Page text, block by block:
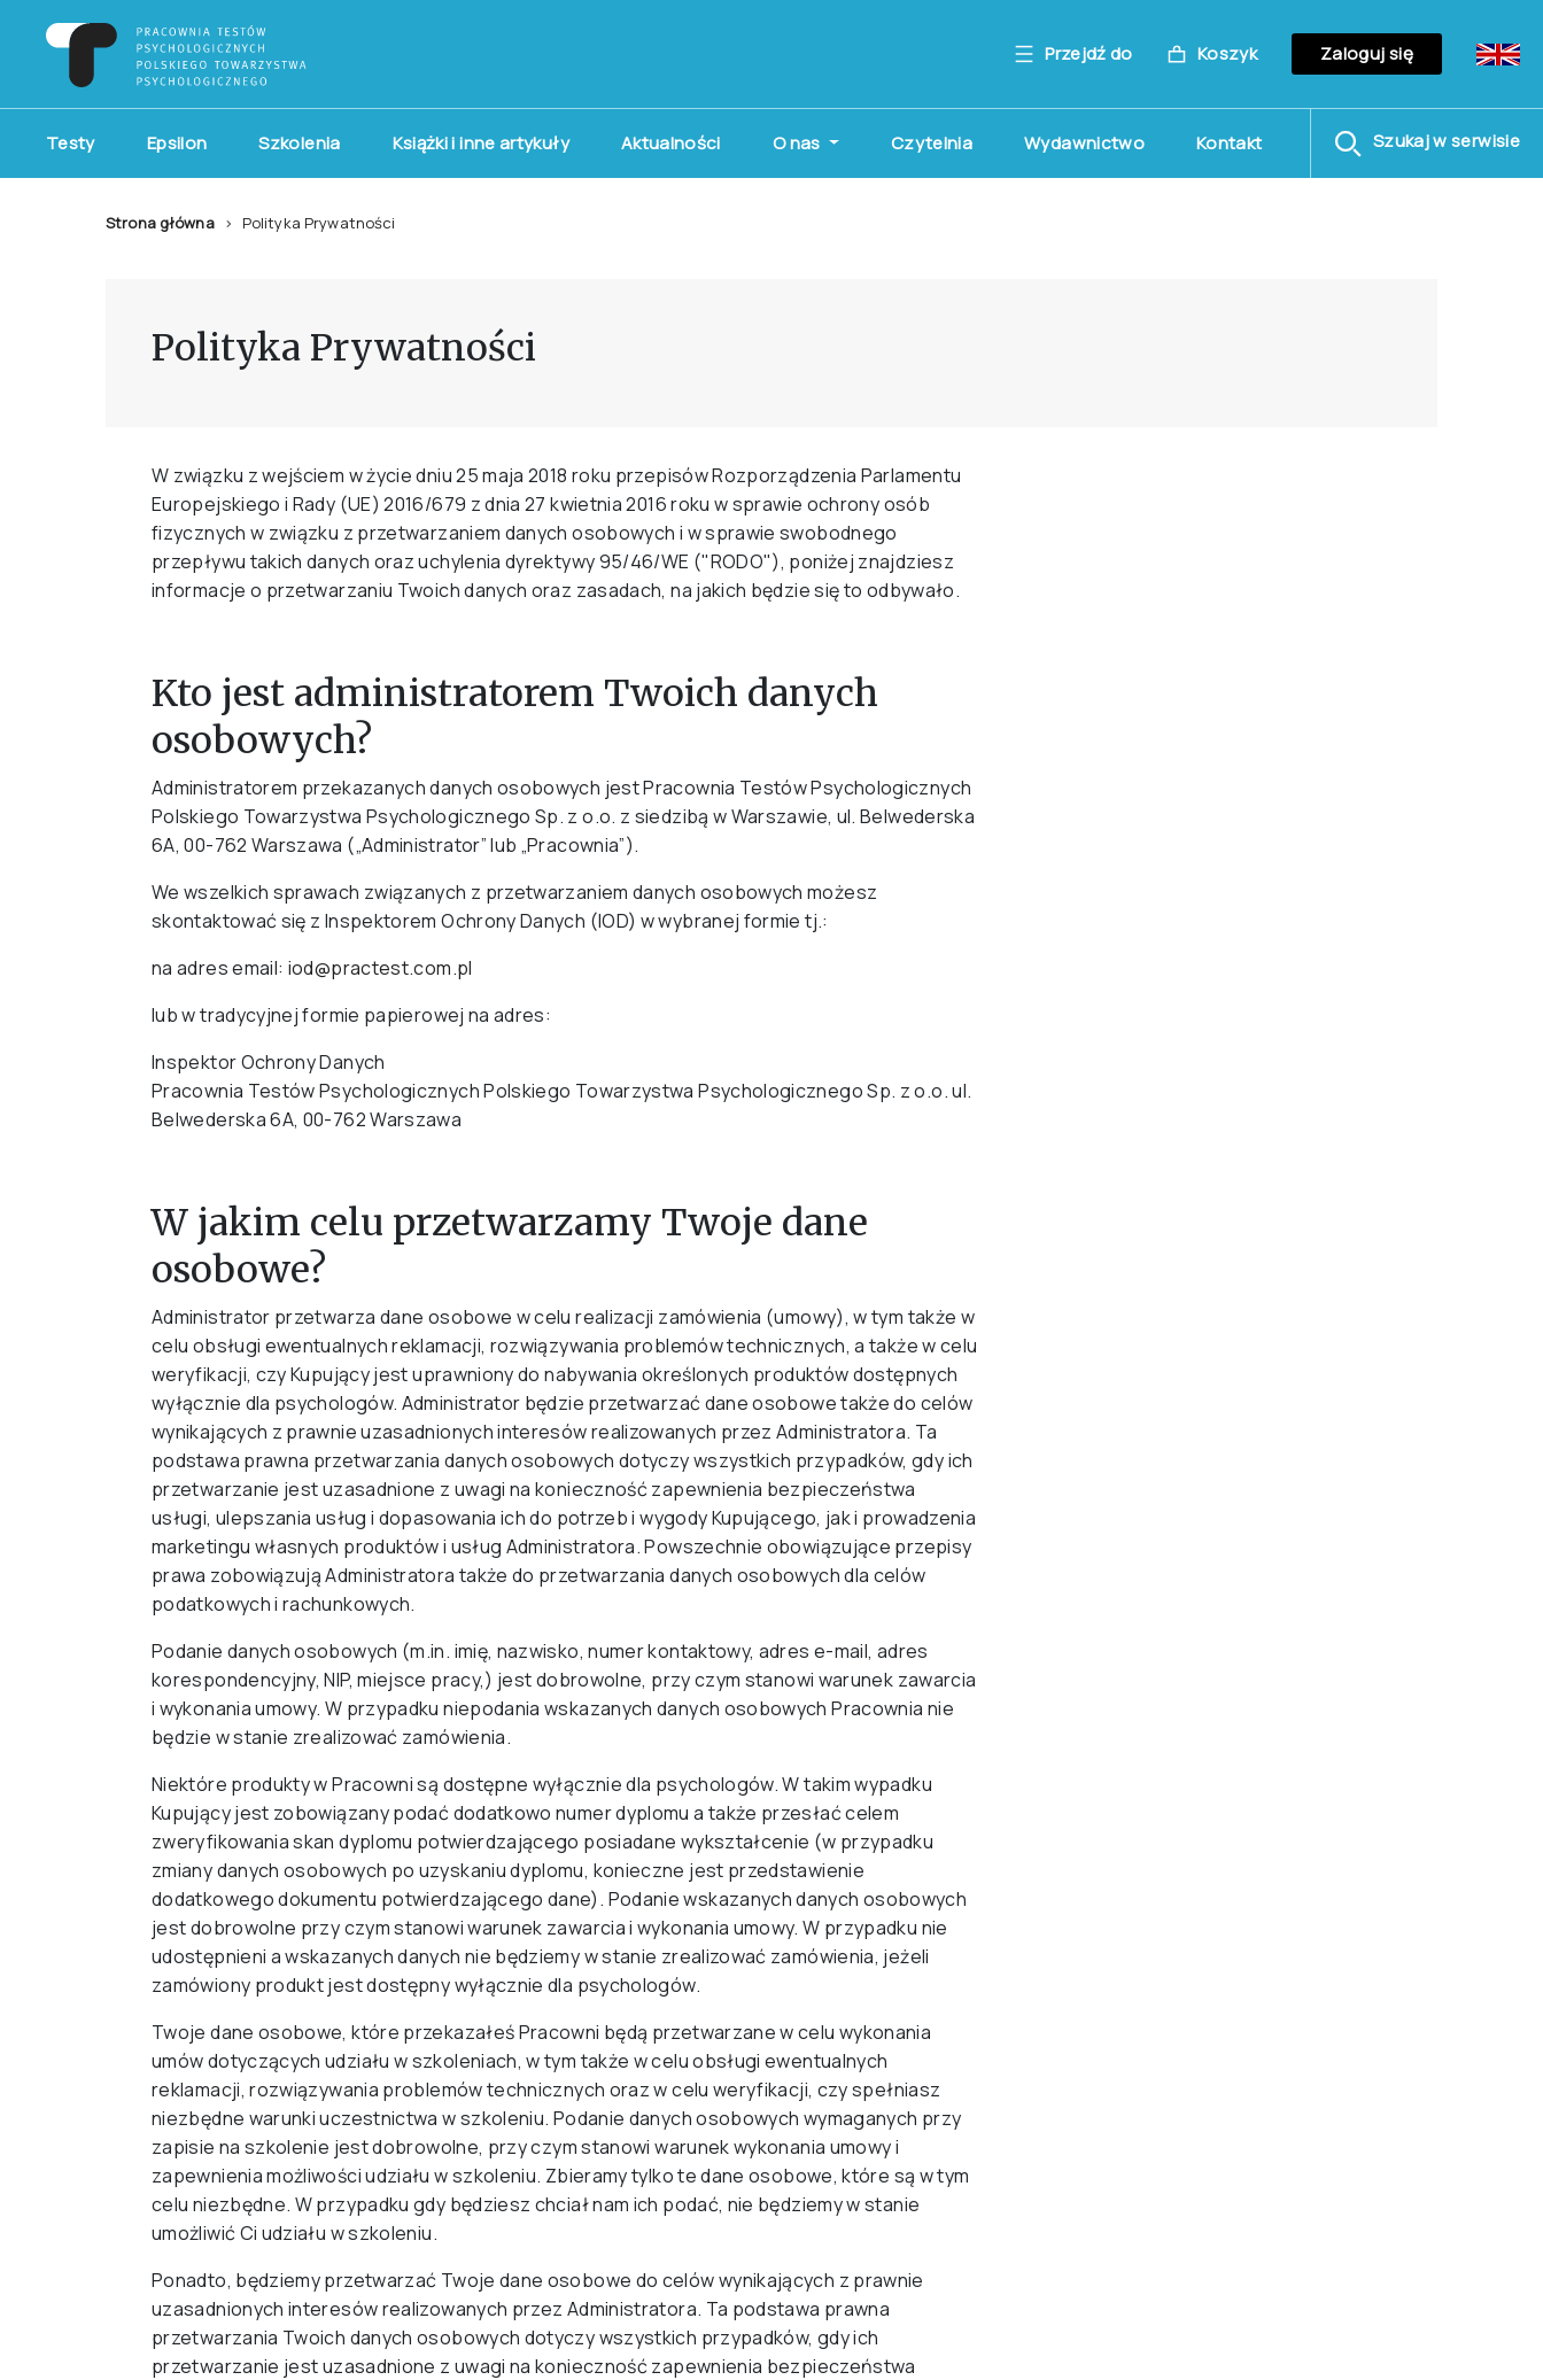
Przejdź do Koszyk Zaloguj się
Testy Epsilon Szkolenia Książki i inne artykuły Aktualności O nas Czytelnia Wydawnictwo Kontakt Szukaj w serwisie
Strona główna Polityka Prywatności
Polityka Prywatności
W związku z wejściem w życie dniu 25 maja 2018 roku przepisów Rozporządzenia Parlamentu
Europejskiego i Rady (UE) 2016/679 z dnia 27 kwietnia 2016 roku w sprawie ochrony osób
fizycznych w związku z przetwarzaniem danych osobowych i w sprawie swobodnego
przepływu takich danych oraz uchylenia dyrektywy 95/46/WE ("RODO"), poniżej znajdziesz
informacje o przetwarzaniu Twoich danych oraz zasadach, na jakich będzie się to odbywało.
Kto jest administratorem Twoich danych
osobowych?
Administratorem przekazanych danych osobowych jest Pracownia Testów Psychologicznych
Polskiego Towarzystwa Psychologicznego Sp. z o.o. z siedzibą w Warszawie, ul. Belwederska
6A, 00-762 Warszawa („Administrator” lub „Pracownia”).
We wszelkich sprawach związanych z przetwarzaniem danych osobowych możesz
skontaktować się z Inspektorem Ochrony Danych (IOD) w wybranej formie tj.:
na adres email: iod@practest.com.pl
lub w tradycyjnej formie papierowej na adres:
Inspektor Ochrony Danych
Pracownia Testów Psychologicznych Polskiego Towarzystwa Psychologicznego Sp. z o.o. ul.
Belwederska 6A, 00-762 Warszawa
W jakim celu przetwarzamy Twoje dane
osobowe?
Administrator przetwarza dane osobowe w celu realizacji zamówienia (umowy), w tym także w
celu obsługi ewentualnych reklamacji, rozwiązywania problemów technicznych, a także w celu
weryfikacji, czy Kupujący jest uprawniony do nabywania określonych produktów dostępnych
wyłącznie dla psychologów. Administrator będzie przetwarzać dane osobowe także do celów
wynikających z prawnie uzasadnionych interesów realizowanych przez Administratora. Ta
podstawa prawna przetwarzania danych osobowych dotyczy wszystkich przypadków, gdy ich
przetwarzanie jest uzasadnione z uwagi na konieczność zapewnienia bezpieczeństwa
usługi, ulepszania usług i dopasowania ich do potrzeb i wygody Kupującego, jak i prowadzenia
marketingu własnych produktów i usług Administratora. Powszechnie obowiązujące przepisy
prawa zobowiązują Administratora także do przetwarzania danych osobowych dla celów
podatkowych i rachunkowych.
Podanie danych osobowych (m.in. imię, nazwisko, numer kontaktowy, adres e-mail, adres
korespondencyjny, NIP, miejsce pracy,) jest dobrowolne, przy czym stanowi warunek zawarcia
i wykonania umowy. W przypadku niepodania wskazanych danych osobowych Pracownia nie
będzie w stanie zrealizować zamówienia.
Niektóre produkty w Pracowni są dostępne wyłącznie dla psychologów. W takim wypadku
Kupujący jest zobowiązany podać dodatkowo numer dyplomu a także przesłać celem
zweryfikowania skan dyplomu potwierdzającego posiadane wykształcenie (w przypadku
zmiany danych osobowych po uzyskaniu dyplomu, konieczne jest przedstawienie
dodatkowego dokumentu potwierdzającego dane). Podanie wskazanych danych osobowych
jest dobrowolne przy czym stanowi warunek zawarcia i wykonania umowy. W przypadku nie
udostępnieni a wskazanych danych nie będziemy w stanie zrealizować zamówienia, jeżeli
zamówiony produkt jest dostępny wyłącznie dla psychologów.
Twoje dane osobowe, które przekazałeś Pracowni będą przetwarzane w celu wykonania
umów dotyczących udziału w szkoleniach, w tym także w celu obsługi ewentualnych
reklamacji, rozwiązywania problemów technicznych oraz w celu weryfikacji, czy spełniasz
niezbędne warunki uczestnictwa w szkoleniu. Podanie danych osobowych wymaganych przy
zapisie na szkolenie jest dobrowolne, przy czym stanowi warunek wykonania umowy i
zapewnienia możliwości udziału w szkoleniu. Zbieramy tylko te dane osobowe, które są w tym
celu niezbędne. W przypadku gdy będziesz chciał nam ich podać, nie będziemy w stanie
umożliwić Ci udziału w szkoleniu.
Ponadto, będziemy przetwarzać Twoje dane osobowe do celów wynikających z prawnie
uzasadnionych interesów realizowanych przez Administratora. Ta podstawa prawna
przetwarzania Twoich danych osobowych dotyczy wszystkich przypadków, gdy ich
przetwarzanie jest uzasadnione z uwagi na konieczność zapewnienia bezpieczeństwa